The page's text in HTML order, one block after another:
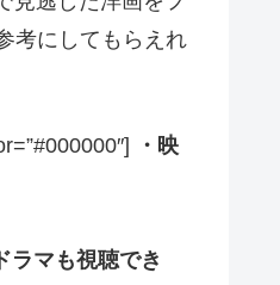
考にしてもらえれ
・映
ラマも視聴でき